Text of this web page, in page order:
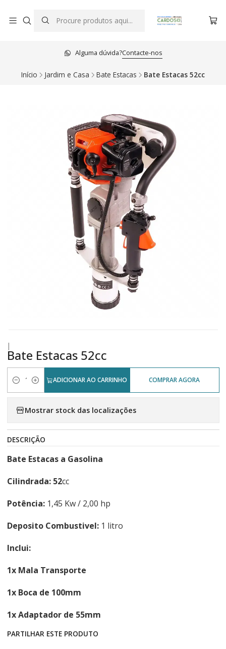
Alguma dúvida?Contacte-nos
Início Jardim e Casa Bate Estacas Bate Estacas 52cc
|
Bate Estacas 52cc
Quantidade
ADICIONAR AO CARRINHO COMPRAR AGORA
Mostrar stock das localizações
DESCRIÇÃO
Bate Estacas a Gasolina
Cilindrada: 52cc
Potência:1,45 Kw / 2,00 hp
Deposito Combustivel:1 litro
Inclui:
1x Mala Transporte
1x Boca de 100mm
1x Adaptador de 55mm
PARTILHAR ESTE PRODUTO